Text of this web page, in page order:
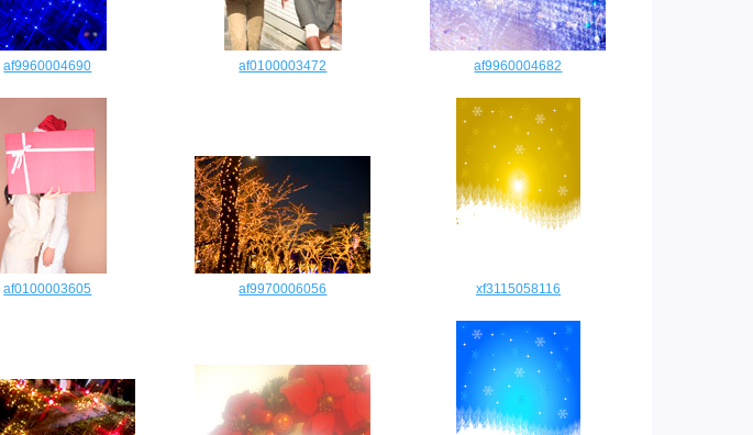
af9960004690 af0100003472 af9960004682
af0100003605 af9970006056 xf3115058116